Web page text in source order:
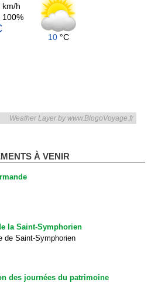
km/h
100%
10 °C
Weather Layer by www.BlogoVoyage.fr
À VENIR
la Saint-Symphorien
de Saint-Symphorien
des journées du patrimoine